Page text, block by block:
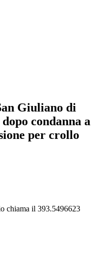
Giuliano di
condanna a
per crollo
chiama il 393.5496623